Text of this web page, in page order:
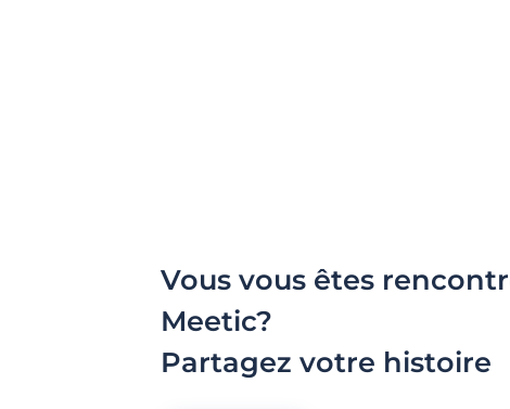
Vous vous êtes
Meetic?
Partagez votre histoire